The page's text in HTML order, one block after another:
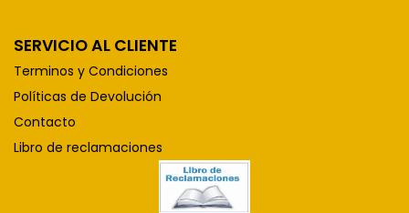
SERVICIO AL CLIENTE
Terminos y Condiciones
Políticas de Devolución
Contacto
Libro de reclamaciones